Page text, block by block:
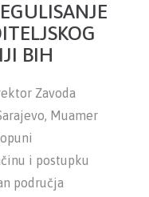
BIH
Zavoda
Muamer
i postupku
područja